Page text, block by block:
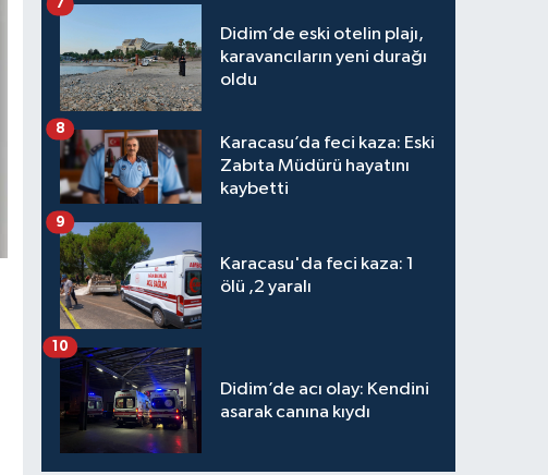
Didim’de eski otelin plajı,
karavancıların yeni durağı
oldu
7
Karacasu’da feci kaza: Eski
Zabıta Müdürü hayatını
kaybetti
8
Karacasu'da feci kaza: 1
ölü ,2 yaralı
9
Didim’de acı olay: Kendini
asarak canına kıydı
10